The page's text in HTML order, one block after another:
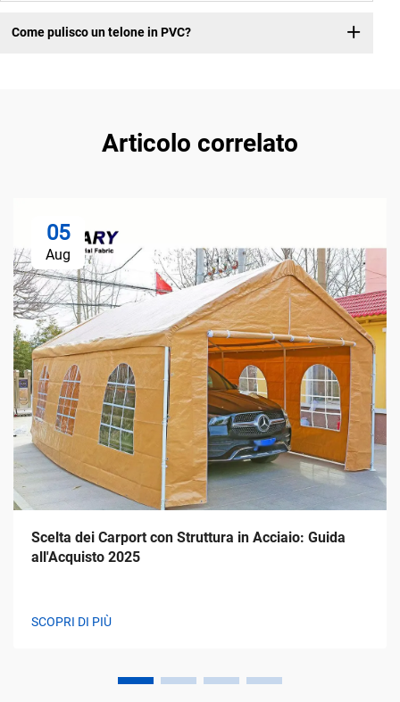
Come pulisco un telone in PVC?
Articolo correlato
05
Aug
Scelta dei Carport con Struttura in Acciaio: Guida
all'Acquisto 2025
SCOPRI DI PIÙ